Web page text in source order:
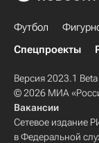
Футбол
Спецпроекты
Версия 2023.1 Beta
© 2026 МИА
Вакансии
Сетевое издание
в Федеральной